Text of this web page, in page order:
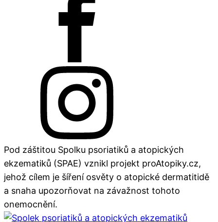
Pod záštitou Spolku psoriatiků a atopických
ekzematiků (SPAE) vznikl projekt proAtopiky.cz,
jehož cílem je šíření osvěty o atopické dermatitidě
a snaha upozorňovat na závažnost tohoto
onemocnění.